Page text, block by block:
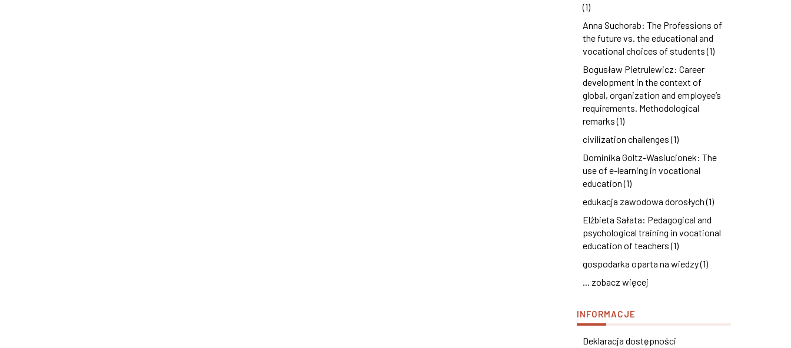
(1)
Anna Suchorab: The Professions of
the future vs. the educational and
vocational choices of students (1)
Bogusław Pietrulewicz: Career
development in the context of
global, organization and employee’s
requirements. Methodological
remarks (1)
civilization challenges (1)
Dominika Goltz-Wasiucionek: The
use of e-learning in vocational
education (1)
edukacja zawodowa dorosłych (1)
Elżbieta Sałata: Pedagogical and
psychological training in vocational
education of teachers (1)
gospodarka oparta na wiedzy (1)
... zobacz więcej
INFORMACJE
Deklaracja dostępności